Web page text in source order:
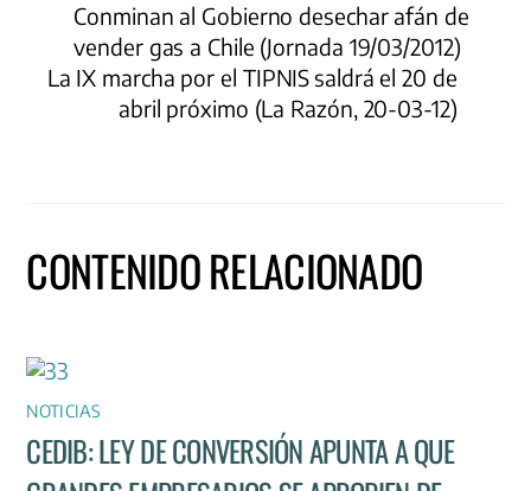
Conminan al Gobierno desechar afán de
vender gas a Chile (Jornada 19/03/2012)
La IX marcha por el TIPNIS saldrá el 20 de
abril próximo (La Razón, 20-03-12)
CONTENIDO RELACIONADO
NOTICIAS
CEDIB: LEY DE CONVERSIÓN APUNTA A QUE